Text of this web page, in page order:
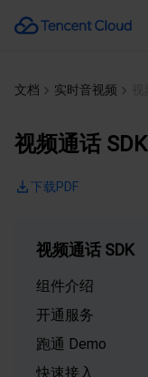
文档 实时音视频
视频通话 SDK
下载PDF
视频通话 SDK
组件介绍
开通服务
跑通 Demo
快速接入